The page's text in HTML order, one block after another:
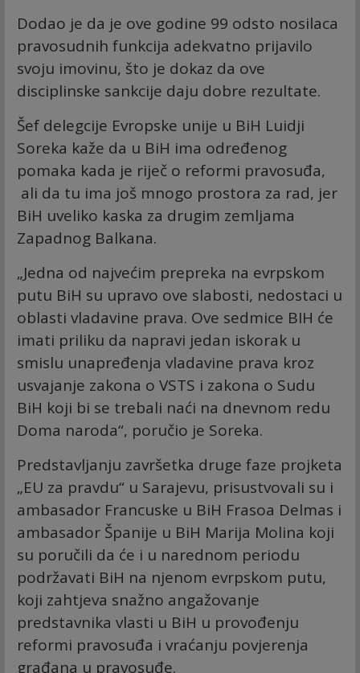
Dodao je da je ove godine 99 odsto nosilaca
pravosudnih funkcija adekvatno prijavilo
svoju imovinu, što je dokaz da ove
disciplinske sankcije daju dobre rezultate.
Šef delegcije Evropske unije u BiH Luidji
Soreka kaže da u BiH ima određenog
pomaka kada je riječ o reformi pravosuđa,
ali da tu ima još mnogo prostora za rad, jer
BiH uveliko kaska za drugim zemljama
Zapadnog Balkana.
„Jedna od najvećim prepreka na evrpskom
putu BiH su upravo ove slabosti, nedostaci u
oblasti vladavine prava. Ove sedmice BIH će
imati priliku da napravi jedan iskorak u
smislu unapređenja vladavine prava kroz
usvajanje zakona o VSTS i zakona o Sudu
BiH koji bi se trebali naći na dnevnom redu
Doma naroda“, poručio je Soreka.
Predstavljanju završetka druge faze projketa
„EU za pravdu“ u Sarajevu, prisustvovali su i
ambasador Francuske u BiH Frasoa Delmas i
ambasador Španije u BiH Marija Molina koji
su poručili da će i u narednom periodu
podržavati BiH na njenom evrpskom putu,
koji zahtjeva snažno angažovanje
predstavnika vlasti u BiH u provođenju
reformi pravosuđa i vraćanju povjerenja
građana u pravosuđe.